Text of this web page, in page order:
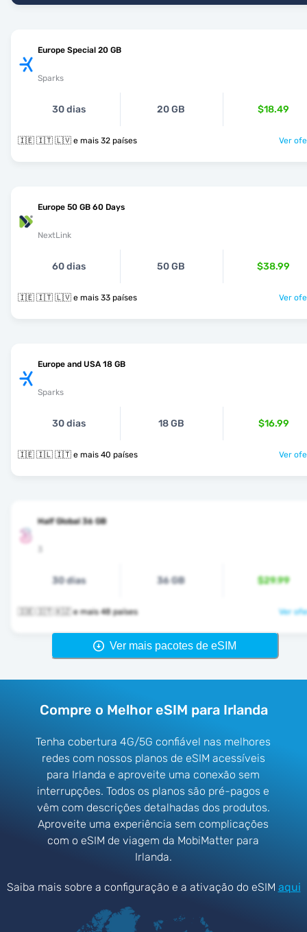
Europe Special 20 GB
Sparks
30 dias 20 GB $18.49
🇮🇪 🇮🇹 🇱🇻 e mais 32 países Ver
Europe 50 GB 60 Days
NextLink
60 dias 50 GB $38.99
🇮🇪 🇮🇹 🇱🇻 e mais 33 países Ver
Europe and USA 18 GB
Sparks
30 dias 18 GB $16.99
🇮🇪 🇮🇱 🇮🇹 e mais 40 países Ver
Half Global 36 GB
30 dias 36 GB $29.99
🇮🇪 🇮🇹 🇰🇿 e mais 48 países Ver
Ver mais pacotes de eSIM
Compre o Melhor eSIM para Irlanda
Tenha cobertura 4G/5G confiável nas melhores
redes com nossos planos de eSIM acessíveis
para Irlanda e aproveite uma conexão sem
interrupções. Todos os planos são pré-pagos e
vêm com descrições detalhadas dos produtos.
Aproveite uma experiência sem complicações
com o eSIM de viagem da MobiMatter para
Irlanda.
Saiba mais sobre a configuração e a ativação do eSIM aqui